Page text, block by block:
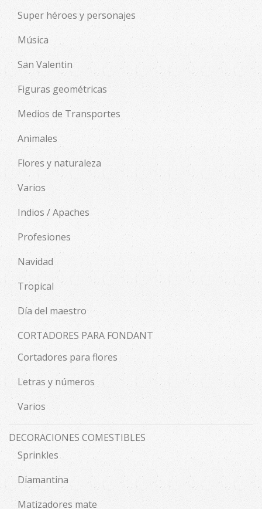
Super héroes y personajes
Música
San Valentin
Figuras geométricas
Medios de Transportes
Animales
Flores y naturaleza
Varios
Indios / Apaches
Profesiones
Navidad
Tropical
Día del maestro
CORTADORES PARA FONDANT
Cortadores para flores
Letras y números
Varios
DECORACIONES COMESTIBLES
Sprinkles
Diamantina
Matizadores mate